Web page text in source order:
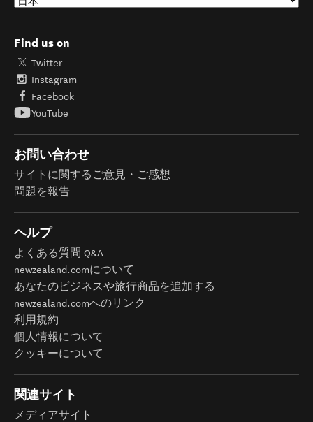
Find us on
Twitter
Instagram
Facebook
YouTube
お問い合わせ
サイトに関するご意見・ご感想
問題を報告
ヘルプ
よくある質問 Q&A
newzealand.comについて
あなたのビジネスや旅行商品を追加する
newzealand.comへのリンク
利用規約
個人情報について
クッキーについて
関連サイト
メディアサイト